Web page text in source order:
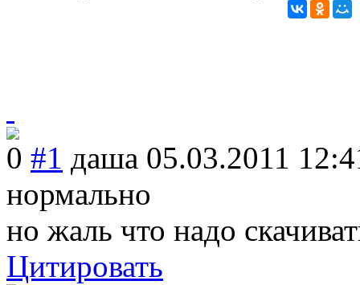
0 #1 даша 05.03.2011
нормально
но жаль что надо
Цитировать